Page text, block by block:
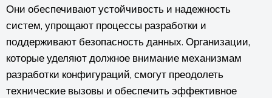
Они обеспечивают устойчивость и надежность
систем, упрощают процессы разработки и
поддерживают безопасность данных. Организации,
которые уделяют должное внимание механизмам
разработки конфигураций, смогут преодолеть
технические вызовы и обеспечить эффективное